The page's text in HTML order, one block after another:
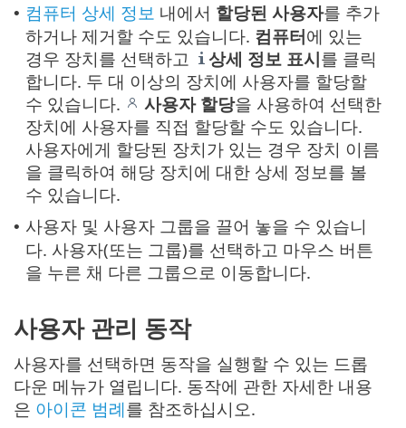
• 컴퓨터 상세 정보 내에서 할당된 사용자를 추가
하거나 제거할 수도 있습니다. 컴퓨터에 있는
경우 장치를 선택하고
상세 정보 표시를 클릭
합니다. 두 대 이상의 장치에 사용자를 할당할
수 있습니다.
사용자 할당을 사용하여 선택한
장치에 사용자를 직접 할당할 수도 있습니다.
사용자에게 할당된 장치가 있는 경우 장치 이름
을 클릭하여 해당 장치에 대한 상세 정보를 볼
수 있습니다.
• 사용자 및 사용자 그룹을 끌어 놓을 수 있습니
다. 사용자(또는 그룹)를 선택하고 마우스 버튼
을 누른 채 다른 그룹으로 이동합니다.
사용자 관리 동작
사용자를 선택하면 동작을 실행할 수 있는 드롭
다운 메뉴가 열립니다. 동작에 관한 자세한 내용
은 아이콘 범례를 참조하십시오.